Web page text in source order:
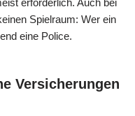
erforderlich. Auch bei
Spielraum: Wer ein
eine Police.
Versicherungen